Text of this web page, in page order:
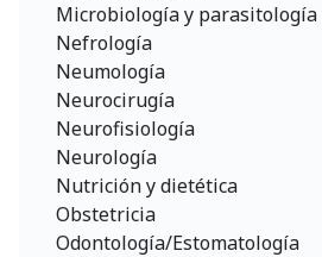
Microbiología y parasitología
Nefrología
Neumología
Neurocirugía
Neurofisiología
Neurología
Nutrición y dietética
Obstetricia
Odontología/Estomatología